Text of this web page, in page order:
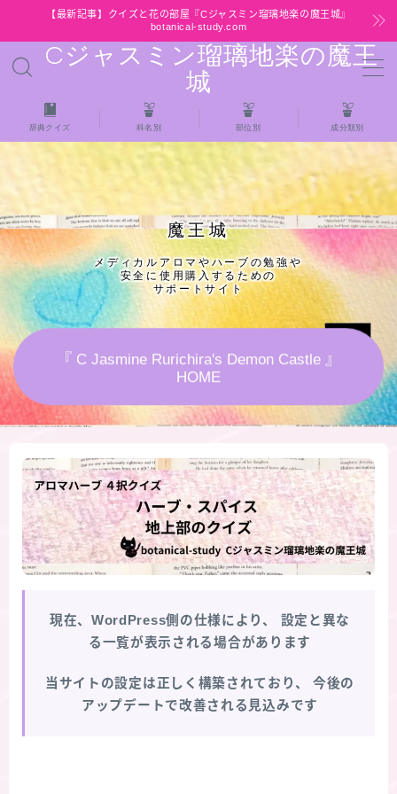
【最新記事】クイズと花の部屋『Cジャスミン瑠璃地楽の魔王城』
botanical-study.com
Cジャスミン瑠璃地楽の魔王
城
MENU
HOME
【最新】クイズと花の部屋
★全種/アロマハーブスパイス基材 プチ辞典ク
イズ＆プチ辞典
★アロマ検定＋αクイズ
★アロマハーブ傾向チェック
秘密部屋
お知らせ
Cジャスミン瑠璃地楽の主な活動先リンク集
プロフィール
辞典クイズ 科名別 部位別 成分類別
魔王城
メディカルアロマやハーブの勉強や
安全に使用購入するための
サポートサイト
『 C Jasmine Rurichira's Demon Castle 』
HOME
現在、WordPress側の仕様により、
設定と異な
る一覧が表示される場合があります
当サイトの設定は正しく構築されており、
今後の
アップデートで改善される見込みです